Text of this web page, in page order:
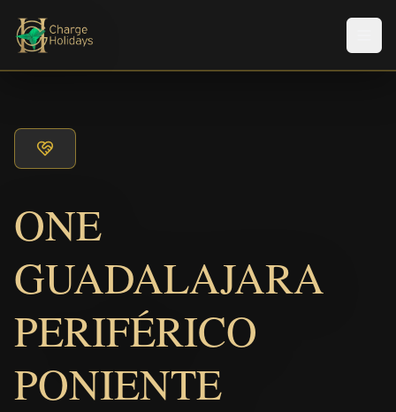
ONE
GUADALAJARA
PERIFÉRICO
PONIENTE